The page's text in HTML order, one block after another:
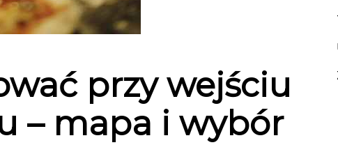
przy wejściu
– mapa i wybór